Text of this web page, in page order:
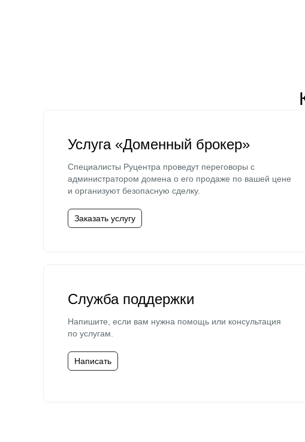
Услуга «Доменный брокер»
Специалисты Руцентра проведут переговоры с
администратором домена о его продаже по вашей цене
и организуют безопасную сделку.
Заказать услугу
Служба поддержки
Напишите, если вам нужна помощь или консультация
по услугам.
Написать